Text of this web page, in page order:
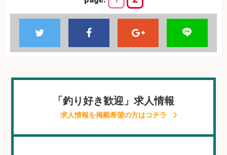
「釣り好き歓迎」求人情報
求人情報を掲載希望の方はコチラ